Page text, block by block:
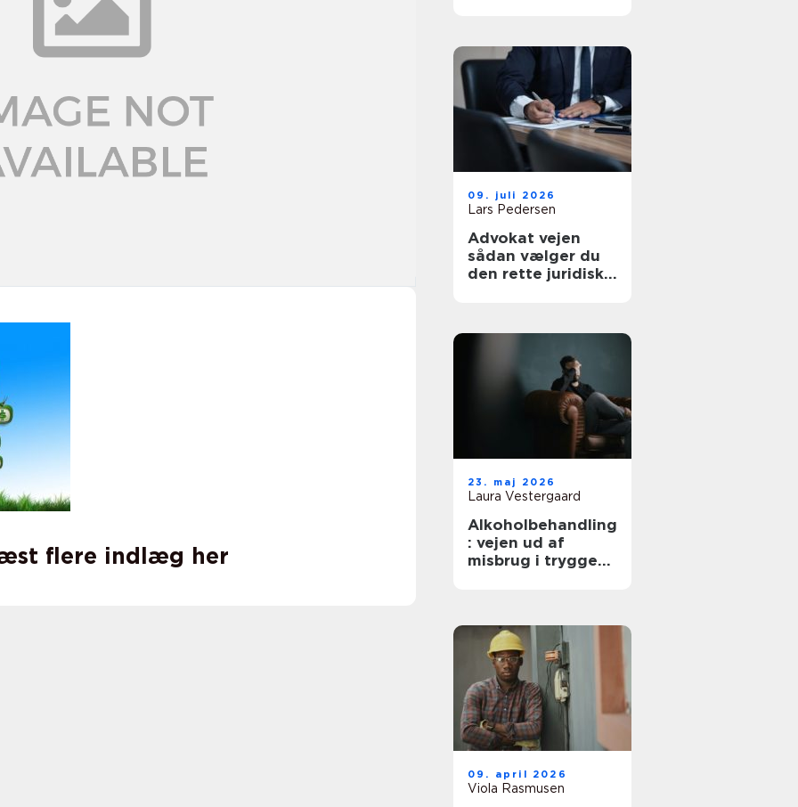
flere indlæg her
09. juli 2026
Lars Pedersen
Advokat vejen
sådan vælger du
den rette juridiske
23. maj 2026
Laura Vestergaard
Alkoholbehandling
: vejen ud af
misbrug i trygge
09. april 2026
Viola Rasmusen